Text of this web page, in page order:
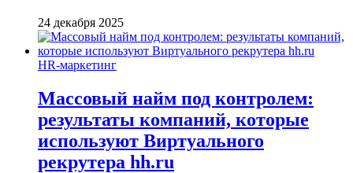
24 декабря 2025
HR-маркетинг
Массовый найм под контролем:
результаты компаний, которые
используют Виртуального
рекрутера hh.ru